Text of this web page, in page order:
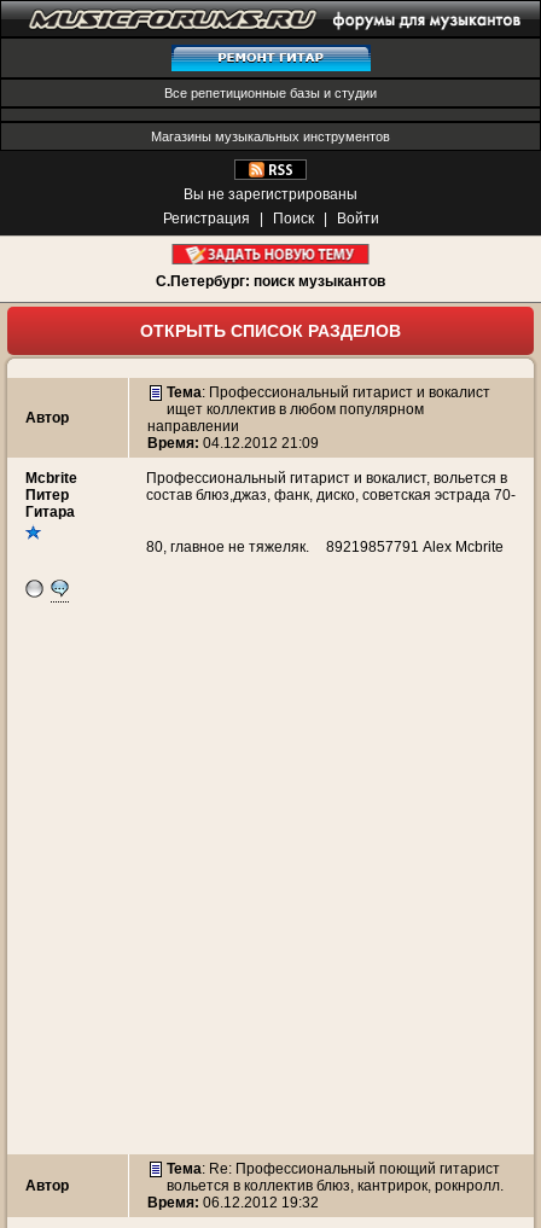
Все репетиционные базы и студии
Магазины музыкальных инструментов
Вы не зарегистрированы
Регистрация
Поиск Войти
С.Петербург: поиск музыкантов
ОТКРЫТЬ СПИСОК РАЗДЕЛОВ
Автор
Тема: Профессиональный гитарист и вокалист
ищет коллектив в любом популярном
направлении
Время: 04.12.2012 21:09
Mcbrite
Питер
Гитара
Профессиональный гитарист и вокалист, вольется в
состав блюз,джаз, фанк, диско, советская эстрада 70-
80, главное не тяжеляк. 89219857791 Alex Mcbrite
Автор
Тема: Re: Профессиональный поющий гитарист
вольется в коллектив блюз, кантрирок, рокнролл.
Время: 06.12.2012 19:32